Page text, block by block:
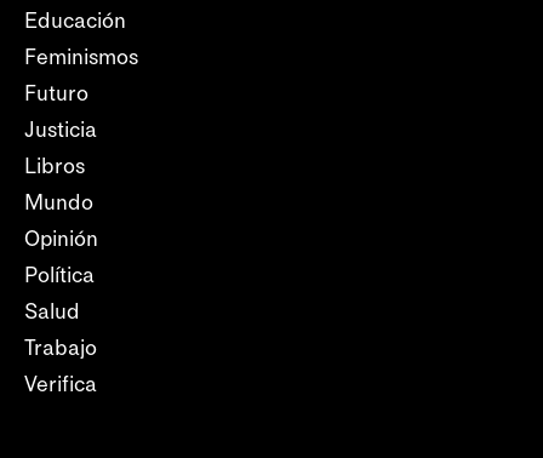
Educación
Feminismos
Futuro
Justicia
Libros
Mundo
Opinión
Política
Salud
Trabajo
Verifica